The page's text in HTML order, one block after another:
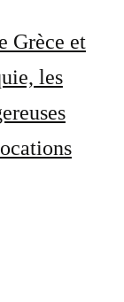
Grèce et
les